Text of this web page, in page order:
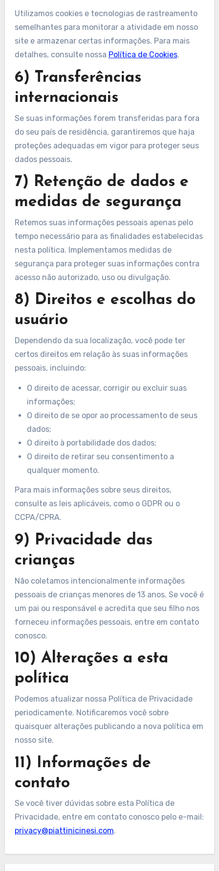
Utilizamos cookies e tecnologias de rastreamento
semelhantes para monitorar a atividade em nosso
site e armazenar certas informações. Para mais
detalhes, consulte nossa Política de Cookies.
6) Transferências
internacionais
Se suas informações forem transferidas para fora
do seu país de residência, garantiremos que haja
proteções adequadas em vigor para proteger seus
dados pessoais.
7) Retenção de dados e
medidas de segurança
Retemos suas informações pessoais apenas pelo
tempo necessário para as finalidades estabelecidas
nesta política. Implementamos medidas de
segurança para proteger suas informações contra
acesso não autorizado, uso ou divulgação.
8) Direitos e escolhas do
usuário
Dependendo da sua localização, você pode ter
certos direitos em relação às suas informações
pessoais, incluindo:
O direito de acessar, corrigir ou excluir suas
informações;
O direito de se opor ao processamento de seus
dados;
O direito à portabilidade dos dados;
O direito de retirar seu consentimento a
qualquer momento.
Para mais informações sobre seus direitos,
consulte as leis aplicáveis, como o GDPR ou o
CCPA/CPRA.
9) Privacidade das
crianças
Não coletamos intencionalmente informações
pessoais de crianças menores de 13 anos. Se você é
um pai ou responsável e acredita que seu filho nos
forneceu informações pessoais, entre em contato
conosco.
10) Alterações a esta
política
Podemos atualizar nossa Política de Privacidade
periodicamente. Notificaremos você sobre
quaisquer alterações publicando a nova política em
nosso site.
11) Informações de
contato
Se você tiver dúvidas sobre esta Política de
Privacidade, entre em contato conosco pelo e-mail:
privacy@piattinicinesi.com.